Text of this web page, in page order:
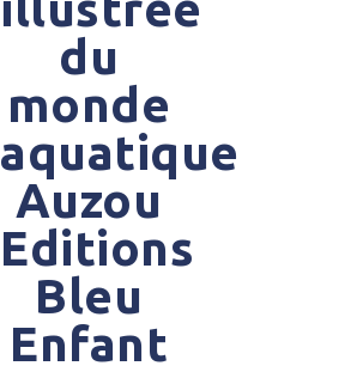
du
monde
aquatique
Auzou
Editions
Bleu
Enfant